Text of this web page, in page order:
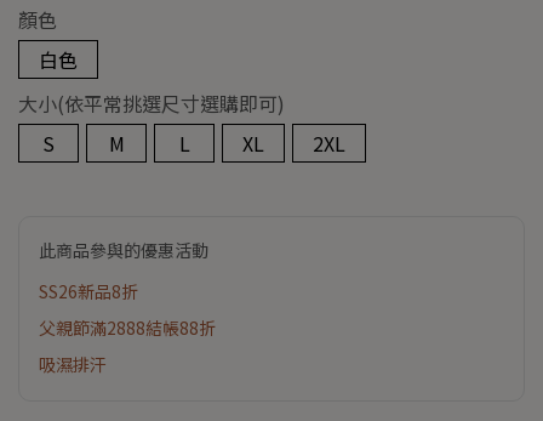
顏色
白色
大小(依平常挑選尺寸選購即可)
S
M L XL 2XL
此商品參與的優惠活動
SS26新品8折
父親節滿2888結帳88折
吸濕排汗